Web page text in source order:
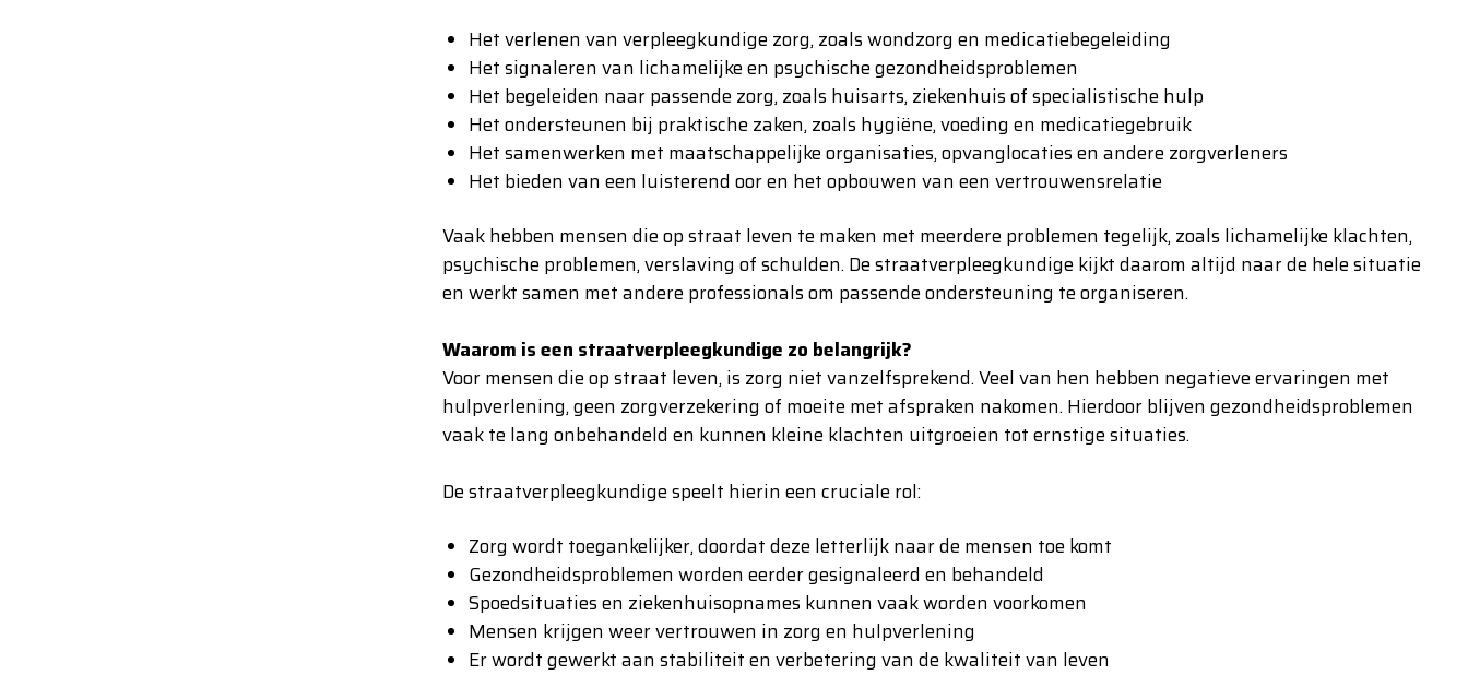
Het verlenen van verpleegkundige zorg, zoals wondzorg en medicatiebegeleiding
Het signaleren van lichamelijke en psychische gezondheidsproblemen
Het begeleiden naar passende zorg, zoals huisarts, ziekenhuis of specialistische hulp
Het ondersteunen bij praktische zaken, zoals hygiëne, voeding en medicatiegebruik
Het samenwerken met maatschappelijke organisaties, opvanglocaties en andere zorgverleners
Het bieden van een luisterend oor en het opbouwen van een vertrouwensrelatie
Vaak hebben mensen die op straat leven te maken met meerdere problemen tegelijk, zoals lichamelijke klachten,
psychische problemen, verslaving of schulden. De straatverpleegkundige kijkt daarom altijd naar de hele situatie
en werkt samen met andere professionals om passende ondersteuning te organiseren.
Waarom is een straatverpleegkundige zo belangrijk?
Voor mensen die op straat leven, is zorg niet vanzelfsprekend. Veel van hen hebben negatieve ervaringen met
hulpverlening, geen zorgverzekering of moeite met afspraken nakomen. Hierdoor blijven gezondheidsproblemen
vaak te lang onbehandeld en kunnen kleine klachten uitgroeien tot ernstige situaties.
De straatverpleegkundige speelt hierin een cruciale rol:
Zorg wordt toegankelijker, doordat deze letterlijk naar de mensen toe komt
Gezondheidsproblemen worden eerder gesignaleerd en behandeld
Spoedsituaties en ziekenhuisopnames kunnen vaak worden voorkomen
Mensen krijgen weer vertrouwen in zorg en hulpverlening
Er wordt gewerkt aan stabiliteit en verbetering van de kwaliteit van leven